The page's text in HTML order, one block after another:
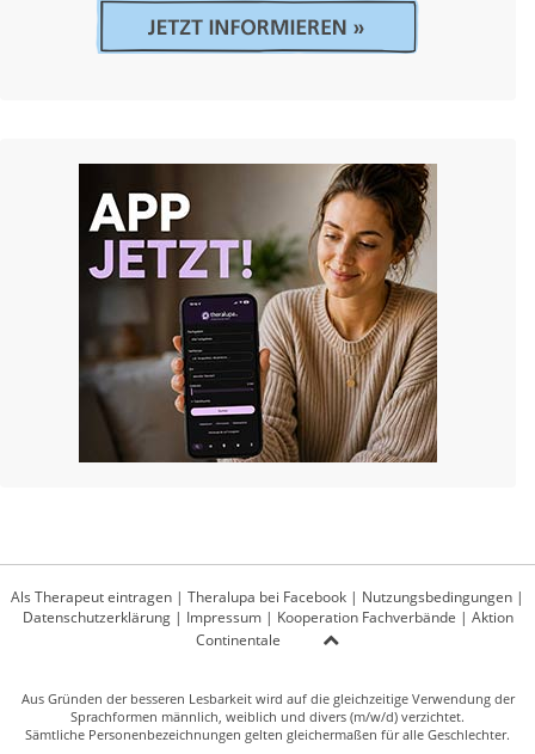
Als Therapeut eintragen | Theralupa bei Facebook | Nutzungsbedingungen |
Datenschutzerklärung| Impressum| Kooperation Fachverbände | Aktion
Continentale
Aus Gründen der besseren Lesbarkeit wird auf die gleichzeitige Verwendung der
Sprachformen männlich, weiblich und divers (m/w/d) verzichtet.
Sämtliche Personenbezeichnungen gelten gleichermaßen für alle Geschlechter.